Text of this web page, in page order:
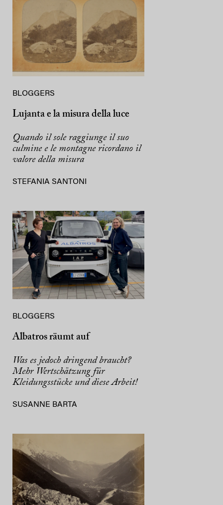
BLOGGERS
Lujanta e la misura della luce
Quando il sole raggiunge il suo
culmine e le montagne ricordano il
valore della misura
STEFANIA SANTONI
BLOGGERS
Albatros räumt auf
Was es jedoch dringend braucht?
Mehr Wertschätzung für
Kleidungsstücke und diese Arbeit!
SUSANNE BARTA